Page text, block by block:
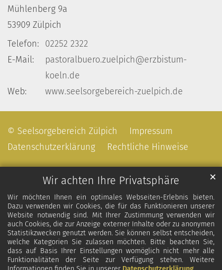
Wir achten Ihre Privatsphäre
Wir möchten Ihnen ein optimales Webseiten-Erlebnis bieten.
Dazu verwenden wir Cookies, die für das Funktionieren unserer
Website notwendig sind. Mit Ihrer Zustimmung verwenden wir
auch Cookies, die zur Anzeige externer Inhalte oder zu anonymen
Statistikzwecken genutzt werden. Sie können selbst entscheiden,
welche Kategorien Sie zulassen möchten. Bitte beachten Sie,
dass auf Basis Ihrer Einstellungen womöglich nicht mehr alle
Funktionalitäten der Seite zur Verfügung stehen. Weitere
✕
Mühlenberg 9a
53909 Zülpich
Telefon:
02252 2322
E-Mail:
pastoralbuero.zuelpich@erzbistum-
koeln.de
Web:
www.seelsorgebereich-zuelpich.de
© Seelsorgebereich Zülpich
Impressum
Datenschutzerklärung
Rechtliche Hinweise